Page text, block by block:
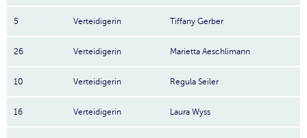
5 Verteidigerin Tiffany Gerber
26 Verteidigerin Marietta Aeschlimann
10 Verteidigerin Regula Seiler
16 Verteidigerin Laura Wyss